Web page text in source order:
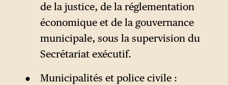
de la justice, de la réglementation
économique et de la gouvernance
municipale, sous la supervision du
Secrétariat exécutif.
Municipalités et police civile :